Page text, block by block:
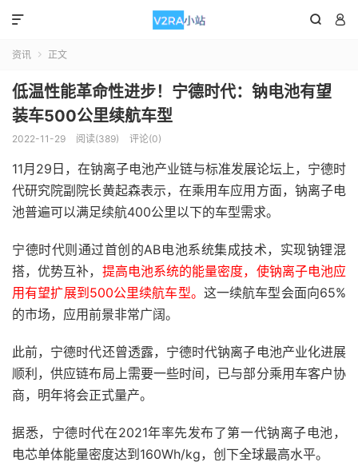
 

资讯  正文
低温性能革命性进步！宁德时代：钠电池有望
装车500公里续航车型
2022-11-29 阅读(389) 评论(0)
11月29日，在钠离子电池产业链与标准发展论坛上，宁德时
代研究院副院长黄起森表示，在乘用车应用方面，钠离子电
池普遍可以满足续航400公里以下的车型需求。
宁德时代则通过首创的AB电池系统集成技术，实现钠锂混
搭，优势互补， 提高电池系统的能量密度，使钠离子电池应
用有望扩展到500公里续航车型。 这一续航车型会面向65%
的市场，应用前景非常广阔。
此前，宁德时代还曾透露，宁德时代钠离子电池产业化进展
顺利，供应链布局上需要一些时间，已与部分乘用车客户协
商，明年将会正式量产。
据悉，宁德时代在2021年率先发布了第一代钠离子电池，
电芯单体能量密度达到160Wh/kg，创下全球最高水平。